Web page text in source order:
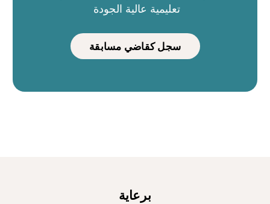
تعليمية عالية الجودة
سجل كقاضي مسابقة
برعاية